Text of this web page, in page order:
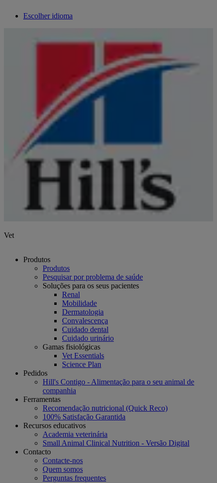
Escolher idioma
Vet
Produtos
Produtos
Pesquisar por problema de saúde
Soluções para os seus pacientes
Renal
Mobilidade
Dermatologia
Convalescença
Cuidado dental
Cuidado urinário
Gamas fisiológicas
Vet Essentials
Science Plan
Pedidos
Hill's Contigo - Alimentação para o seu animal de
companhia
Ferramentas
Recomendação nutricional (Quick Reco)
100% Satisfação Garantida
Recursos educativos
Academia veterinária
Small Animal Clinical Nutrition - Versão Digital
Contacto
Contacte-nos
Quem somos
Perguntas frequentes